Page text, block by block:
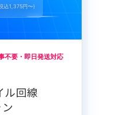
込1,375円〜)
不要・即日発送対応
ル回線